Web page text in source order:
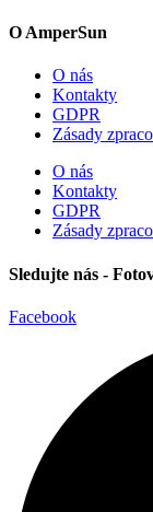
O AmperSun
O nás
Kontakty
GDPR
Zásady
O nás
Kontakty
GDPR
Zásady
Sledujte nás -
Facebook